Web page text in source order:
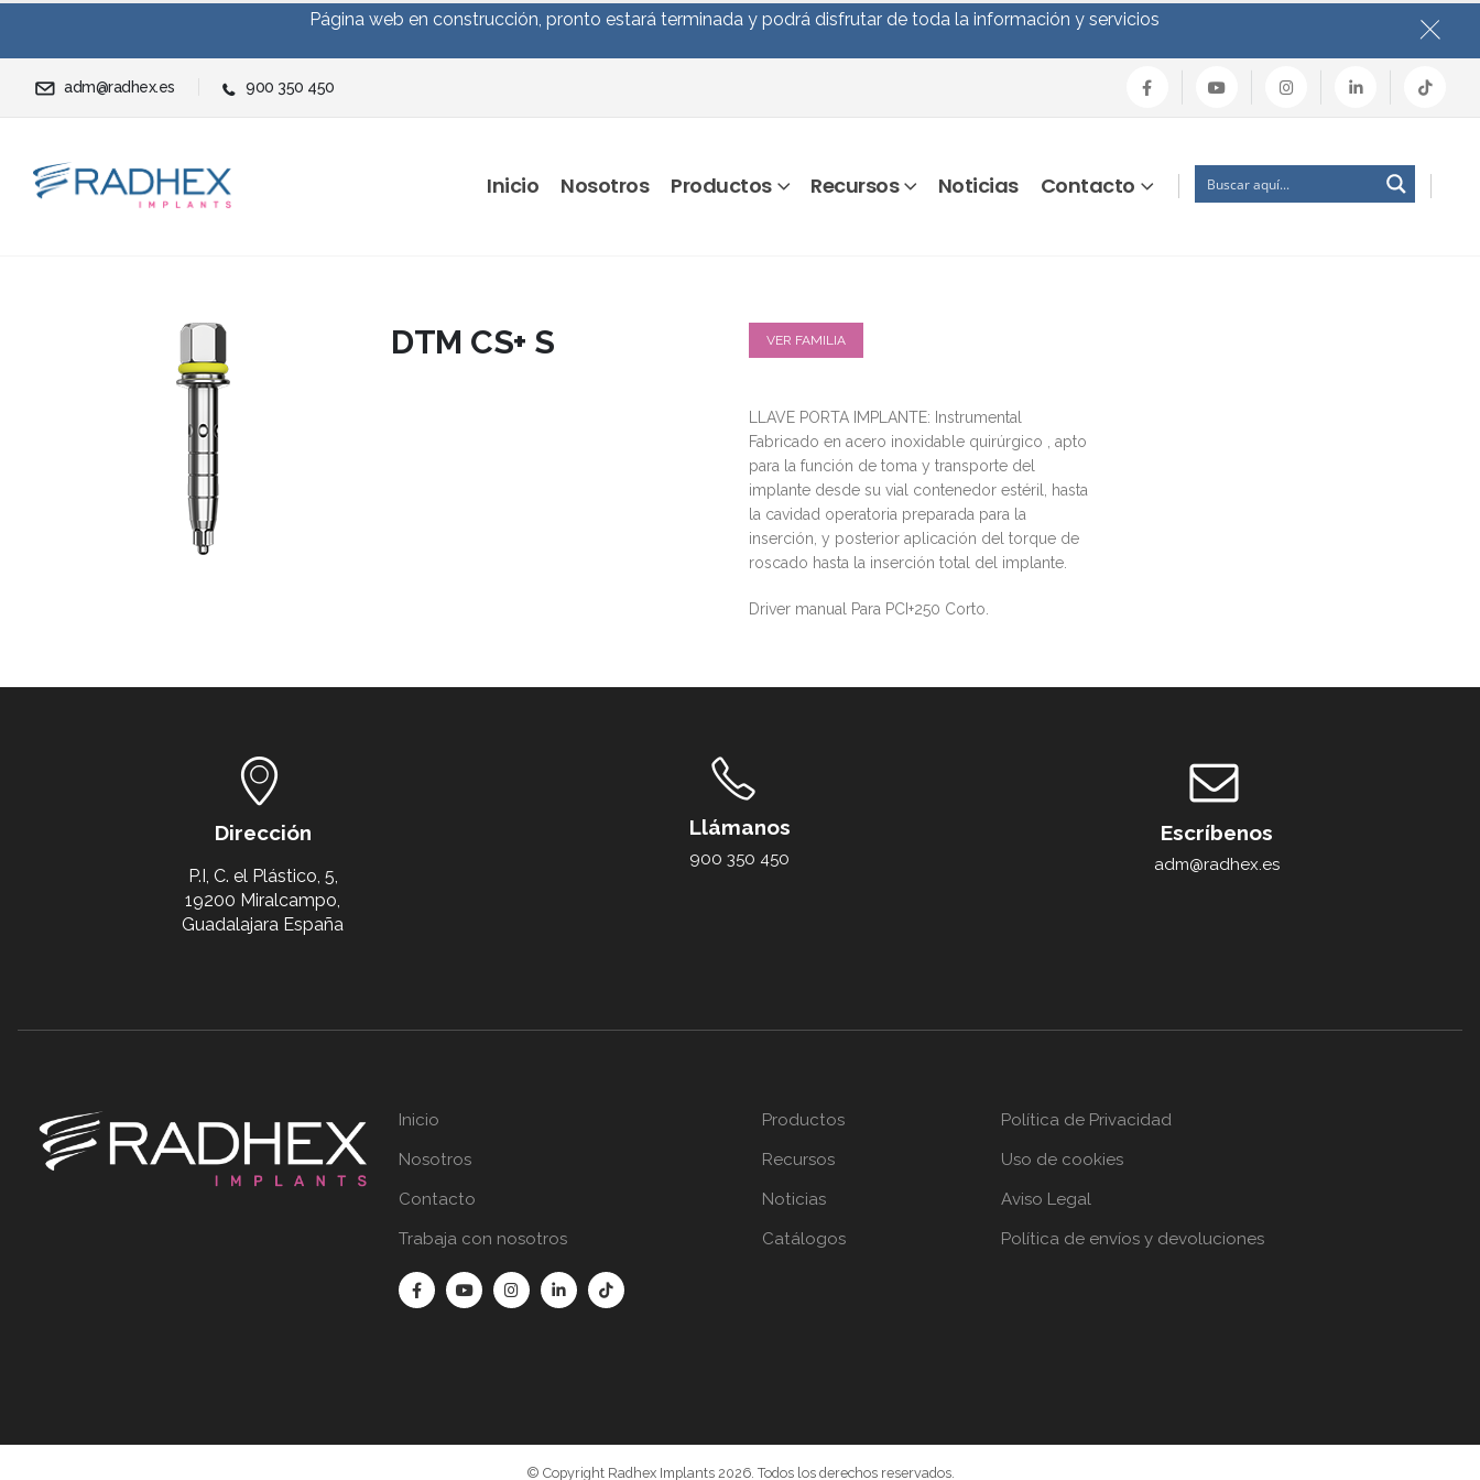
Página web en construcción, pronto estará terminada y podrá disfrutar de toda la información y servicios
adm@radhex.es 900 350 450
Inicio Nosotros Productos Recursos Noticias Contacto
DTM CS+ S VER FAMILIA
LLAVE PORTA IMPLANTE: Instrumental
Fabricado en acero inoxidable quirúrgico , apto
para la función de toma y transporte del
implante desde su vial contenedor estéril, hasta
la cavidad operatoria preparada para la
inserción, y posterior aplicación del torque de
roscado hasta la inserción total del implante.
Driver manual Para PCI+250 Corto.
Dirección
P.I, C. el Plástico, 5,
19200 Miralcampo,
Guadalajara España
Llámanos
900 350 450
Escríbenos
adm@radhex.es
Inicio
Nosotros
Contacto
Trabaja con nosotros
Productos
Recursos
Noticias
Catálogos
Política de Privacidad
Uso de cookies
Aviso Legal
Política de envíos y devoluciones
© Copyright Radhex Implants 2026. Todos los derechos reservados.